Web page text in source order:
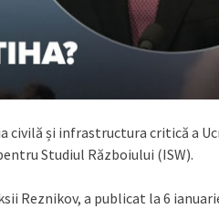
civilă și infrastructura critică a
Studiul Războiului (ISW).
Reznikov, a publicat la 6